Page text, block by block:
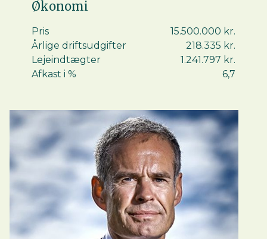
erhverves samlet - eventuelt ved selskabshandel.
Økonomi
Pris
15.500.000 kr.
Årlige driftsudgifter
218.335 kr.
Lejeindtægter
1.241.797 kr.
Afkast i %
6,7